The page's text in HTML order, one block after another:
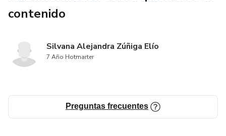
contenido
Silvana Alejandra Zúñiga Elío
7 Año Hotmarter
Preguntas frecuentes